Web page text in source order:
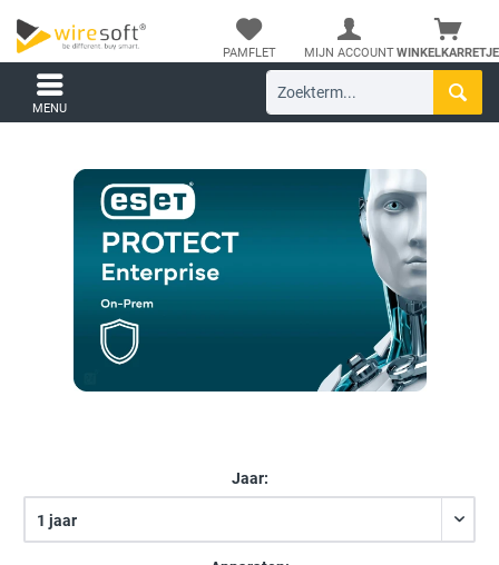
WINKELKARRETJE
PAMFLET MIJN ACCOUNT
MENU
Jaar: